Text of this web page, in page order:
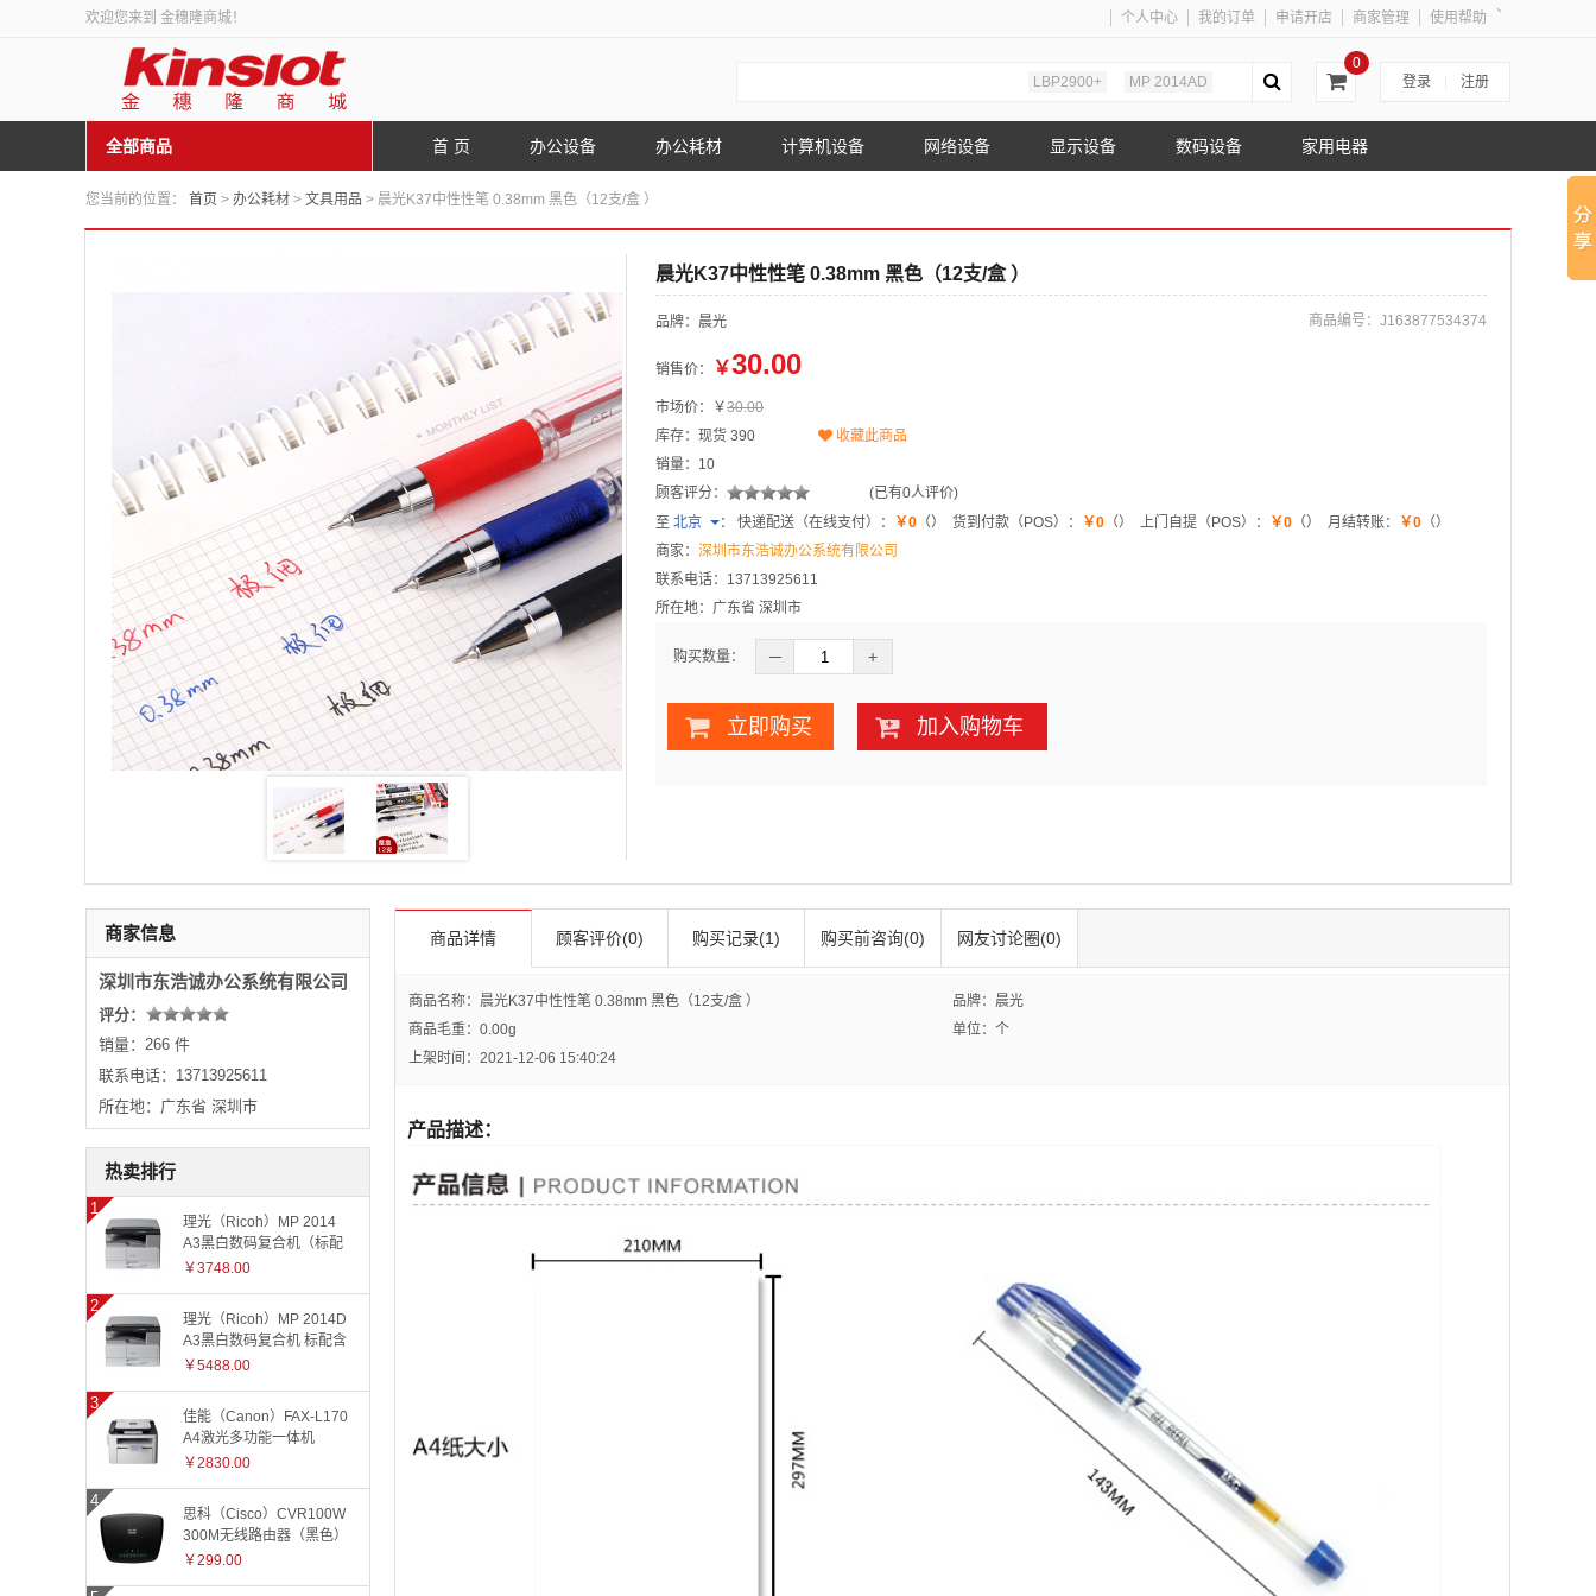
欢迎您来到 金穗隆商城！ 个人中心
、
我的订单 申请开店 商家管理 使用帮助
登录 注册
0
LBP2900+
MP 2014AD
全部商品 首 页 办公设备 办公耗材 计算机设备 网络设备 显示设备 数码设备 家用电器
您当前的位置： 首页 > 办公耗材 > 文具用品 > 晨光K37中性性笔 0.38mm 黑色（12支/盒 ）
晨光K37中性性笔 0.38mm 黑色（12支/盒 ）
商品编号： J163877534374
品牌：晨光
销售价： ￥30.00
市场价：￥30.00
库存：现货 390
收藏此商品
销量：10
顾客评分：
(已有0人评价)
至 北京 ： 快递配送（在线支付）： ￥0 （） 货到付款（POS）： ￥0 （） 上门自提（POS）： ￥0 （） 月结转账： ￥0 （）
商家： 深圳市东浩诚办公系统有限公司
联系电话：13713925611
所在地：广东省 深圳市
购买数量： ─ +
立即购买 加入购物车
商品详情 顾客评价(0) 购买记录(1) 购买前咨询(0) 网友讨论圈(0)
商品名称：晨光K37中性性笔 0.38mm 黑色（12支/盒 ）
品牌：晨光
商品毛重： 0.00g
单位：个
上架时间：2021-12-06 15:40:24
产品描述：
商家信息
深圳市东浩诚办公系统有限公司
评分：
销量：266 件
联系电话：13713925611
所在地：广东省 深圳市
热卖排行
理光（Ricoh）MP 2014
A3黑白数码复合机（标配
有线网络+国产工作台）
￥3748.00
理光（Ricoh）MP 2014D
A3黑白数码复合机 标配含
盖板
￥5488.00
佳能（Canon）FAX-L170
A4激光多功能一体机
￥2830.00
思科（Cisco）CVR100W
300M无线路由器（黑色）
￥299.00